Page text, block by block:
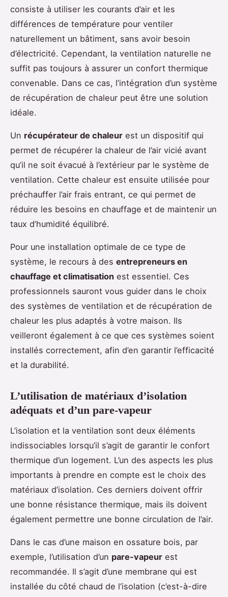
consiste à utiliser les courants d’air et les
différences de température pour ventiler
naturellement un bâtiment, sans avoir besoin
d’électricité. Cependant, la ventilation naturelle ne
suffit pas toujours à assurer un confort thermique
convenable. Dans ce cas, l’intégration d’un système
de récupération de chaleur peut être une solution
idéale.
Un récupérateur de chaleur est un dispositif qui
permet de récupérer la chaleur de l’air vicié avant
qu’il ne soit évacué à l’extérieur par le système de
ventilation. Cette chaleur est ensuite utilisée pour
préchauffer l’air frais entrant, ce qui permet de
réduire les besoins en chauffage et de maintenir un
taux d’humidité équilibré.
Pour une installation optimale de ce type de
système, le recours à des entrepreneurs en
chauffage et climatisation est essentiel. Ces
professionnels sauront vous guider dans le choix
des systèmes de ventilation et de récupération de
chaleur les plus adaptés à votre maison. Ils
veilleront également à ce que ces systèmes soient
installés correctement, afin d’en garantir l’efficacité
et la durabilité.
L’utilisation de matériaux d’isolation
adéquats et d’un pare-vapeur
L’isolation et la ventilation sont deux éléments
indissociables lorsqu’il s’agit de garantir le confort
thermique d’un logement. L’un des aspects les plus
importants à prendre en compte est le choix des
matériaux d’isolation. Ces derniers doivent offrir
une bonne résistance thermique, mais ils doivent
également permettre une bonne circulation de l’air.
Dans le cas d’une maison en ossature bois, par
exemple, l’utilisation d’un pare-vapeur est
recommandée. Il s’agit d’une membrane qui est
installée du côté chaud de l’isolation (c’est-à-dire